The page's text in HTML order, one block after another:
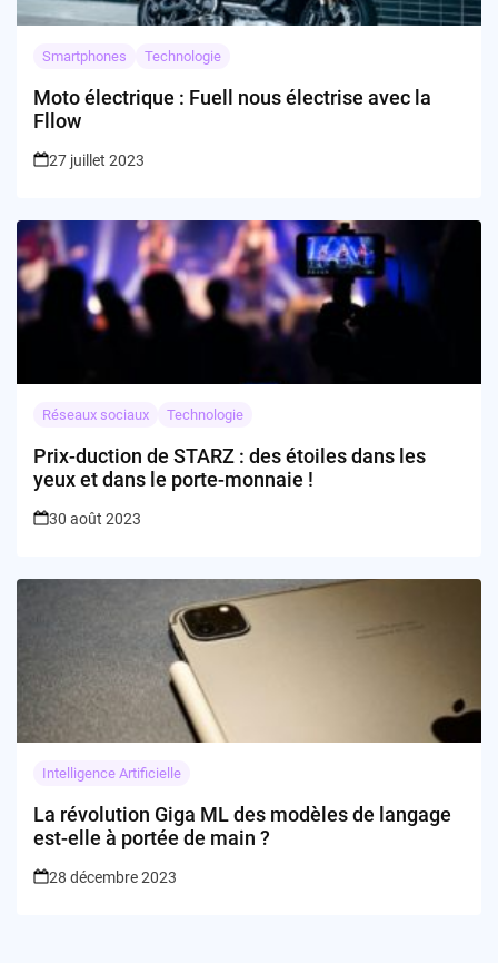
Smartphones Technologie
Moto électrique : Fuell nous électrise avec la
Fllow
27 juillet 2023
Réseaux sociaux Technologie
Prix-duction de STARZ : des étoiles dans les
yeux et dans le porte-monnaie !
30 août 2023
Intelligence Artificielle
La révolution Giga ML des modèles de langage
est-elle à portée de main ?
28 décembre 2023